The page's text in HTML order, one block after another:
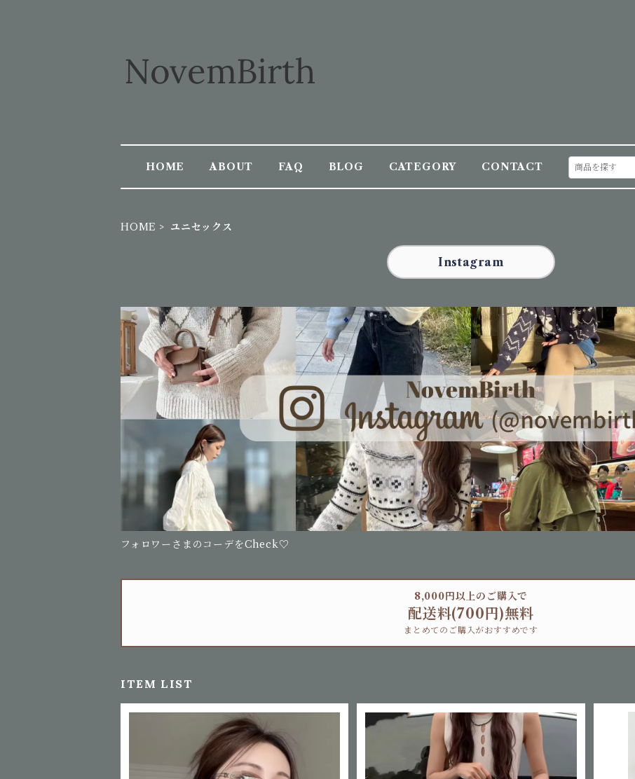
HOME ABOUT FAQ BLOG CATEGORY CONTACT
HOME ユニセックス
Instagram
フォロワーさまのコーデをCheck♡
8,000円以上のご購入で
配送料(700円)無料
まとめてのご購入がおすすめです
ITEM LIST